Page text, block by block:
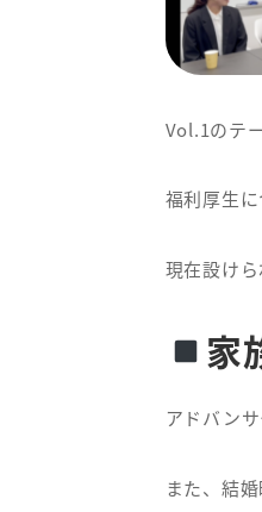
Vol.1のテ
福利厚生
現在設け
家
アドバン
また、結